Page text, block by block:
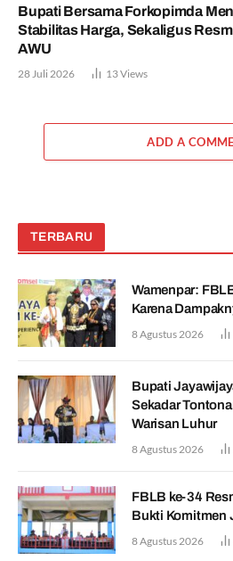
Bupati Bersama Forkopimda
Stabilitas Harga, Sekaligus
AWU
28 Juli 2026 13Views
ADD A
TERBARU
Wamenpar:
Karena
8 Agustus 2026
Bupati
Sekadar
Warisan Luhur
8 Agustus 2026
FBLB ke-34
Bukti Komitmen
8 Agustus 2026